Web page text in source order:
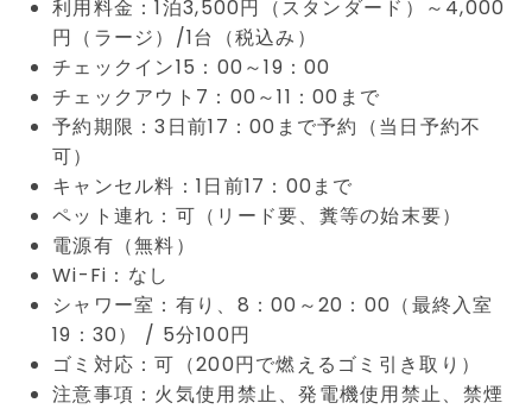
利用料金：1泊3,500円（スタンダード）～4,000
円（ラージ）/1台（税込み）
チェックイン15：00～19：00
チェックアウト7：00～11：00まで
予約期限：3日前17：00まで予約（当日予約不
可）
キャンセル料：1日前17：00まで
ペット連れ：可（リード要、糞等の始末要）
電源有（無料）
Wi-Fi：なし
シャワー室：有り、8：00～20：00（最終入室
19：30） / 5分100円
ゴミ対応：可（200円で燃えるゴミ引き取り）
注意事項：火気使用禁止、発電機使用禁止、禁煙